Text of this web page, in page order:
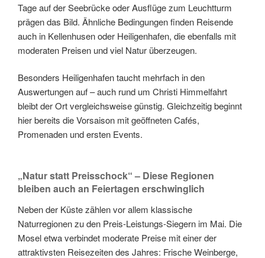
Tage auf der Seebrücke oder Ausflüge zum Leuchtturm
prägen das Bild. Ähnliche Bedingungen finden Reisende
auch in Kellenhusen oder Heiligenhafen, die ebenfalls mit
moderaten Preisen und viel Natur überzeugen.
Besonders Heiligenhafen taucht mehrfach in den
Auswertungen auf – auch rund um Christi Himmelfahrt
bleibt der Ort vergleichsweise günstig. Gleichzeitig beginnt
hier bereits die Vorsaison mit geöffneten Cafés,
Promenaden und ersten Events.
„Natur statt Preisschock“ – Diese Regionen
bleiben auch an Feiertagen erschwinglich
Neben der Küste zählen vor allem klassische
Naturregionen zu den Preis-Leistungs-Siegern im Mai. Die
Mosel etwa verbindet moderate Preise mit einer der
attraktivsten Reisezeiten des Jahres: Frische Weinberge,